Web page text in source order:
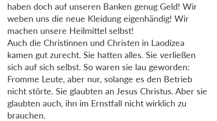
haben doch auf unseren Banken genug Geld! Wir
weben uns die neue Kleidung eigenhändig! Wir
machen unsere Heilmittel selbst!
Auch die Christinnen und Christen in Laodizea
kamen gut zurecht. Sie hatten alles. Sie verließen
sich auf sich selbst. So waren sie lau geworden:
Fromme Leute, aber nur, solange es den Betrieb
nicht störte. Sie glaubten an Jesus Christus. Aber sie
glaubten auch, ihn im Ernstfall nicht wirklich zu
brauchen.